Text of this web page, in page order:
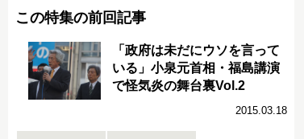
この特集の前回記事
「政府は未だにウソを言って
いる」小泉元首相・福島講演
で怪気炎の舞台裏Vol.2
2015.03.18